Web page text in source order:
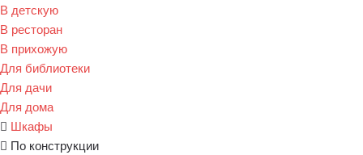
В детскую
В ресторан
В прихожую
Для библиотеки
Для дачи
Для дома
Шкафы
По конструкции